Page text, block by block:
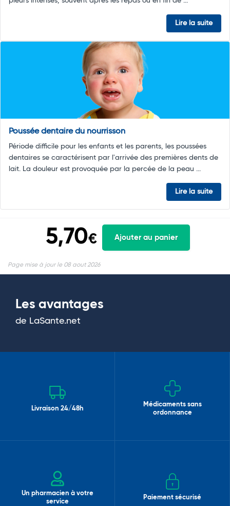
Lire la suite
Poussée dentaire du nourrisson
Période difficile pour les enfants et les parents, les poussées
dentaires se caractérisent par l'arrivée des premières dents de
lait. La douleur est provoquée par la percée de la peau ...
Lire la suite
5,70€ Ajouter au panier
Page mise à jour le 08 aout 2026
Les avantages
de LaSante.net
Livraison 24/48h
Médicaments sans
ordonnance
Un pharmacien à votre
service
Paiement sécurisé